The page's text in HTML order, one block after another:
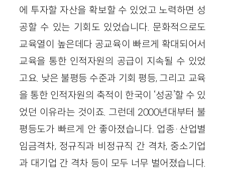
에 투자할 자산을 확보할 수 있었고 노력하면 성
공할 수 있는 기회도 있었습니다. 문화적으로도
교육열이 높은데다 공교육이 빠르게 확대되어서
교육을 통한 인적자원의 공급이 지속될 수 있었
고요. 낮은 불평등 수준과 기회 평등, 그리고 교육
을 통한 인적자원의 축적이 한국이 ‘성공’할 수 있
었던 이유라는 것이죠. 그런데 2000년대부터 불
평등도가 빠르게 안 좋아졌습니다. 업종·산업별
임금격차, 정규직과 비정규직 간 격차, 중소기업
과 대기업 간 격차 등이 모두 너무 벌어졌습니다.